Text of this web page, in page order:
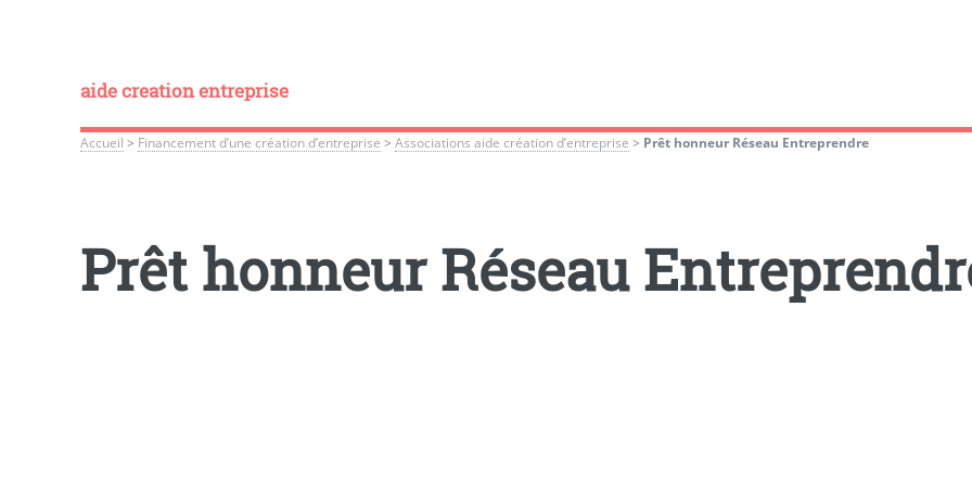
aide creation entreprise
Accueil > Financement d’une création d’entreprise > Associations aide création d’entreprise > Prêt honneur Réseau Entreprendre
Prêt honneur Réseau